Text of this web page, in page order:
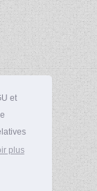
et
plus